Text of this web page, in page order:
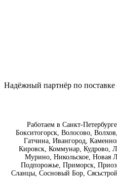
Надëжный партнёр по поставке
Работаем в Санкт-
Бокситогорск, Волосово,
Гатчина, Ивангород,
Кировск, Коммунар, Кудрово,
Мурино, Никольское, Новая
Подпорожье, Приморск,
Сланцы, Сосновый Бор,